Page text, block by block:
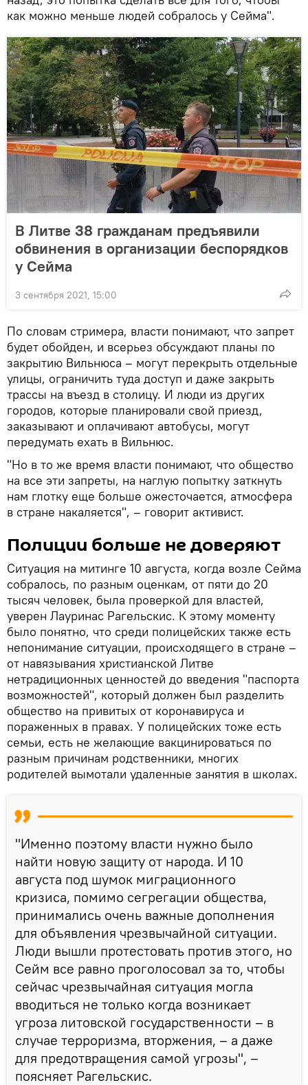
как можно меньше людей собралось у Сейма".
В Литве 38 гражданам предъявили
обвинения в организации беспорядков
у Сейма
3 сентября 2021, 15:00
По словам стримера, власти понимают, что запрет
будет обойден, и всерьез обсуждают планы по
закрытию Вильнюса – могут перекрыть отдельные
улицы, ограничить туда доступ и даже закрыть
трассы на въезд в столицу. И люди из других
городов, которые планировали свой приезд,
заказывают и оплачивают автобусы, могут
передумать ехать в Вильнюс.
"Но в то же время власти понимают, что общество
на все эти запреты, на наглую попытку заткнуть
нам глотку еще больше ожесточается, атмосфера
в стране накаляется", – говорит активист.
Полиции больше не доверяют
Ситуация на митинге 10 августа, когда возле Сейма
собралось, по разным оценкам, от пяти до 20
тысяч человек, была проверкой для властей,
уверен Лауринас Рагельскис. К этому моменту
было понятно, что среди полицейских также есть
непонимание ситуации, происходящего в стране –
от навязывания христианской Литве
нетрадиционных ценностей до введения "паспорта
возможностей", который должен был разделить
общество на привитых от коронавируса и
пораженных в правах. У полицейских тоже есть
семьи, есть не желающие вакцинироваться по
разным причинам родственники, многих
родителей вымотали удаленные занятия в школах.
"Именно поэтому власти нужно было
найти новую защиту от народа. И 10
августа под шумок миграционного
кризиса, помимо сегрегации общества,
принимались очень важные дополнения
для объявления чрезвычайной ситуации.
Люди вышли протестовать против этого, но
Сейм все равно проголосовал за то, чтобы
сейчас чрезвычайная ситуация могла
вводиться не только когда возникает
угроза литовской государственности – в
случае терроризма, вторжения, – а даже
для предотвращения самой угрозы", –
поясняет Рагельскис.